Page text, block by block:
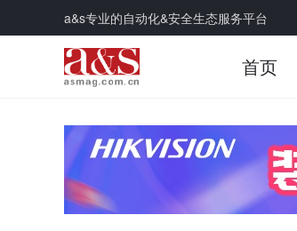
a&s专业的自动化&安全生态服务平台
首页